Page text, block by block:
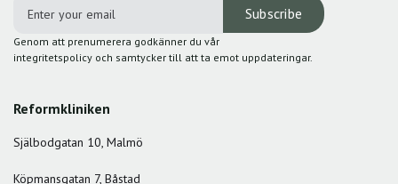
Genom att prenumerera godkänner du vår
integritetspolicy och samtycker till att ta emot uppdateringar.
Reformkliniken
Själbodgatan 10, Malmö
Köpmansgatan 7, Båstad